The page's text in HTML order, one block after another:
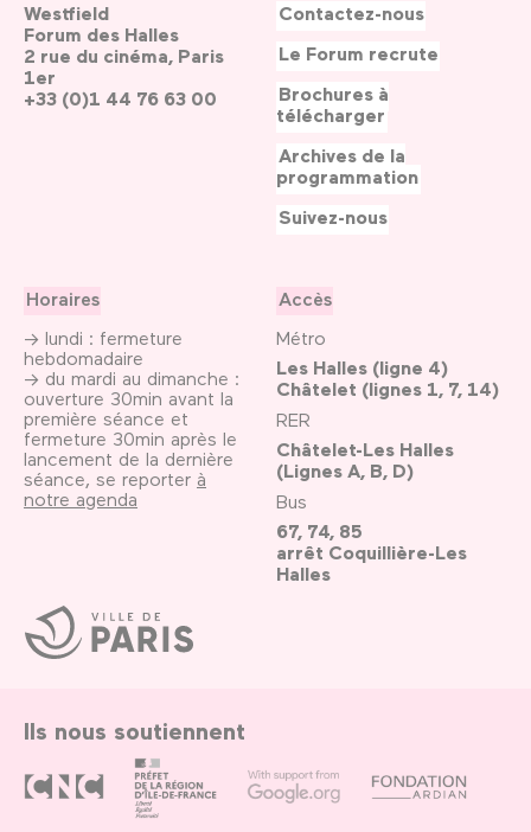
Ville
de
Paris
Westfield
Forum des Halles
2 rue du cinéma, Paris
1er
+33 (0)1 44 76 63 00
Horaires
→ lundi : fermeture
hebdomadaire
→ du mardi au dimanche :
ouverture 30min avant la
première séance et
fermeture 30min après le
lancement de la dernière
séance, se reporter à
notre agenda
Accès
Métro
Les Halles (ligne 4)
Châtelet (lignes 1, 7, 14)
RER
Châtelet-Les Halles
(Lignes A, B, D)
Bus
67, 74, 85
arrêt Coquillière-Les
Halles
Contactez-nous
Le Forum recrute
Brochures à
télécharger
Archives de la
programmation
Suivez-nous
Ils nous soutiennent